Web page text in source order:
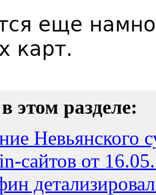
еще
карт.
этом разделе:
Невьянского
сайтов от